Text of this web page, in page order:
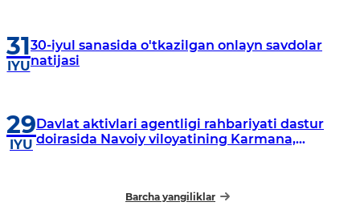
31
IYU
30-iyul sanasida o'tkazilgan onlayn savdolar
natijasi
29
IYU
Davlat aktivlari agentligi rahbariyati dastur
doirasida Navoiy viloyatining Karmana,
Barcha yangiliklar